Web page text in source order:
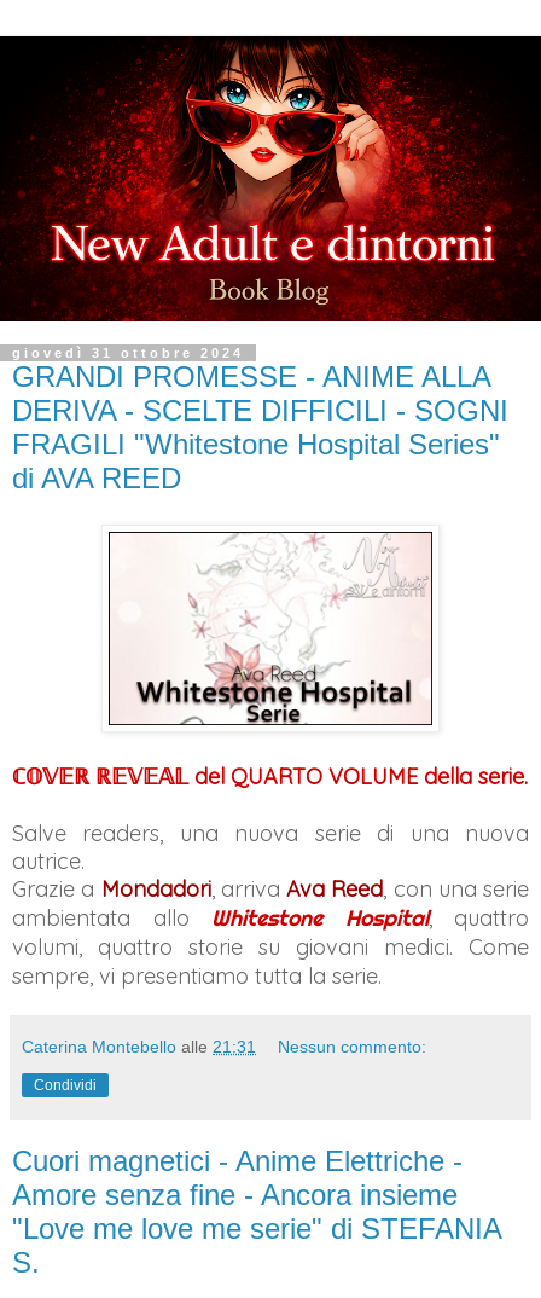
giovedì 31 ottobre 2024
GRANDI PROMESSE - ANIME ALLA
DERIVA - SCELTE DIFFICILI - SOGNI
FRAGILI "Whitestone Hospital Series"
di AVA REED
ℂ𝕆𝕍𝔼ℝ ℝ𝔼𝕍𝔼𝔸𝕃del QUARTO VOLUMEdella serie.
Salve readers, una nuova serie di una nuova
autrice.
Grazie a Mondadori, arriva Ava Reed, con una serie
ambientata allo Whitestone Hospital, quattro
volumi, quattro storie su giovani medici. Come
sempre, vi presentiamo tutta la serie.
Caterina Montebello alle 21:31 Nessun commento:
Condividi
Cuori magnetici - Anime Elettriche -
Amore senza fine - Ancora insieme
"Love me love me serie" di STEFANIA
S.